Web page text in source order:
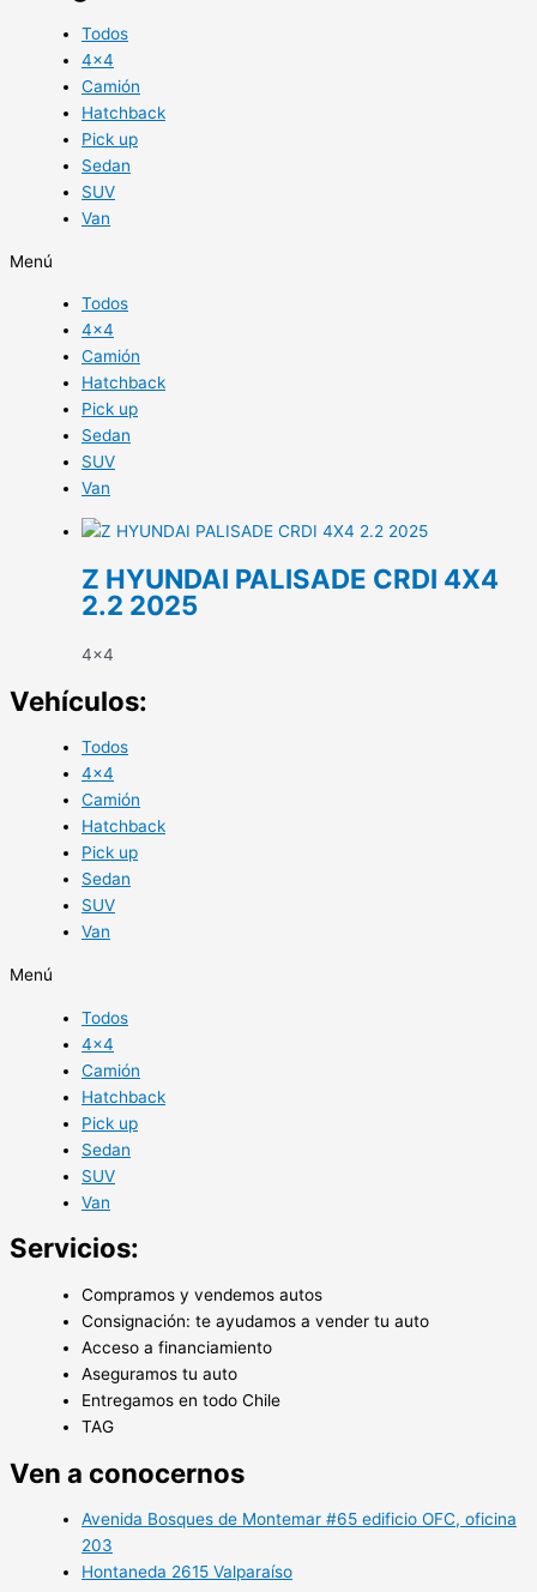
Todos
4×4
Camión
Hatchback
Pick up
Sedan
SUV
Van
Menú
Todos
4×4
Camión
Hatchback
Pick up
Sedan
SUV
Van
Z HYUNDAI PALISADE CRDI 4X4
2.2 2025
4x4
Vehículos:
Todos
4×4
Camión
Hatchback
Pick up
Sedan
SUV
Van
Menú
Todos
4×4
Camión
Hatchback
Pick up
Sedan
SUV
Van
Servicios:
Compramos y vendemos autos
Consignación: te ayudamos a vender tu auto
Acceso a financiamiento
Aseguramos tu auto
Entregamos en todo Chile
TAG
Ven a conocernos
Avenida Bosques de Montemar #65 edificio OFC, oficina
203
Hontaneda 2615 Valparaíso